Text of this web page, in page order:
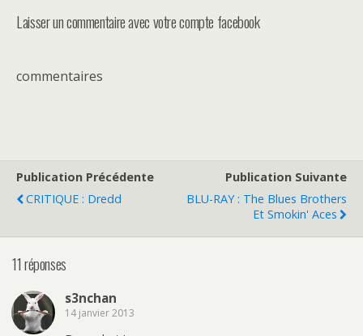
Laisser un commentaire avec votre compte facebook
commentaires
Publication Précédente
CRITIQUE : Dredd
Publication Suivante
BLU-RAY : The Blues Brothers
Et Smokin' Aces
11 réponses
s3nchan
14 janvier 2013